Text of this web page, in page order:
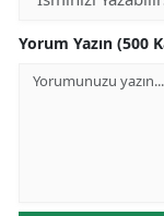
Yorum Yazın (500